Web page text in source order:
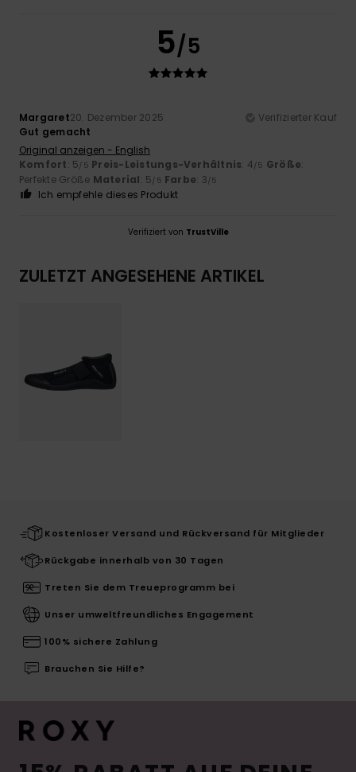
5/5
Margaret20. Dezember 2025
Verifizierter Kauf
Gut gemacht
Original anzeigen - English
Komfort: 5/5 Preis-Leistungs-Verhältnis: 4/5 Größe:
Perfekte Größe Material: 5/5 Farbe: 3/5
Ich empfehle dieses Produkt
Verifiziert von TrustVille
ZULETZT ANGESEHENE ARTIKEL
Kostenloser Versand und Rückversand für Mitglieder
Rückgabe innerhalb von 30 Tagen
Treten Sie dem Treueprogramm bei
Unser umweltfreundliches Engagement
100% sichere Zahlung
Brauchen Sie Hilfe?